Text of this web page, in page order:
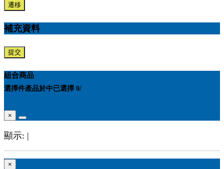
遷移
補充資料
提交
組合商品
選擇件產品於中已選擇 0/
×
顯示: |
×